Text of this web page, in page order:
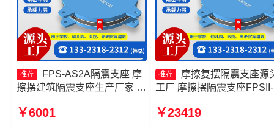
推荐
FPS-AS2A隔震支座 摩
擦摆建筑隔震支座生产厂家 摩
摆减隔震支座
￥6001
推荐
摩擦复摆隔震支座源
工厂 摩擦摆隔震支座FPSII-
摆减隔震支座
￥23419